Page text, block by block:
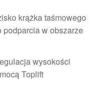
krążka taśmowego
podparcia w obszarze
wysokości
Toplift